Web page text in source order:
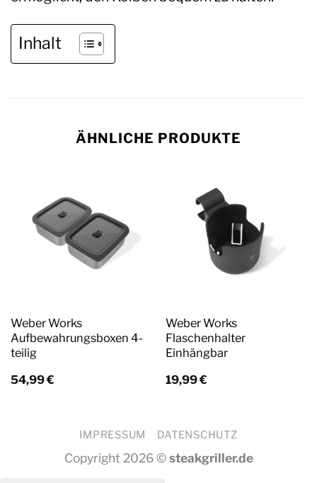
Inhalt
ÄHNLICHE PRODUKTE
Weber Works
Aufbewahrungsboxen 4-
teilig
54,99€
Weber Works
Flaschenhalter
Einhängbar
19,99€
IMPRESSUM DATENSCHUTZ
Copyright 2026 ©steakgriller.de